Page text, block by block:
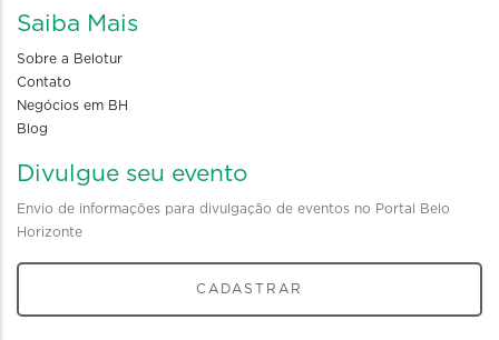
Saiba Mais
Sobre a Belotur
Contato
Negócios em BH
Blog
Divulgue seu evento
Envio de informações para divulgação de eventos no Portal Belo
Horizonte
CADASTRAR